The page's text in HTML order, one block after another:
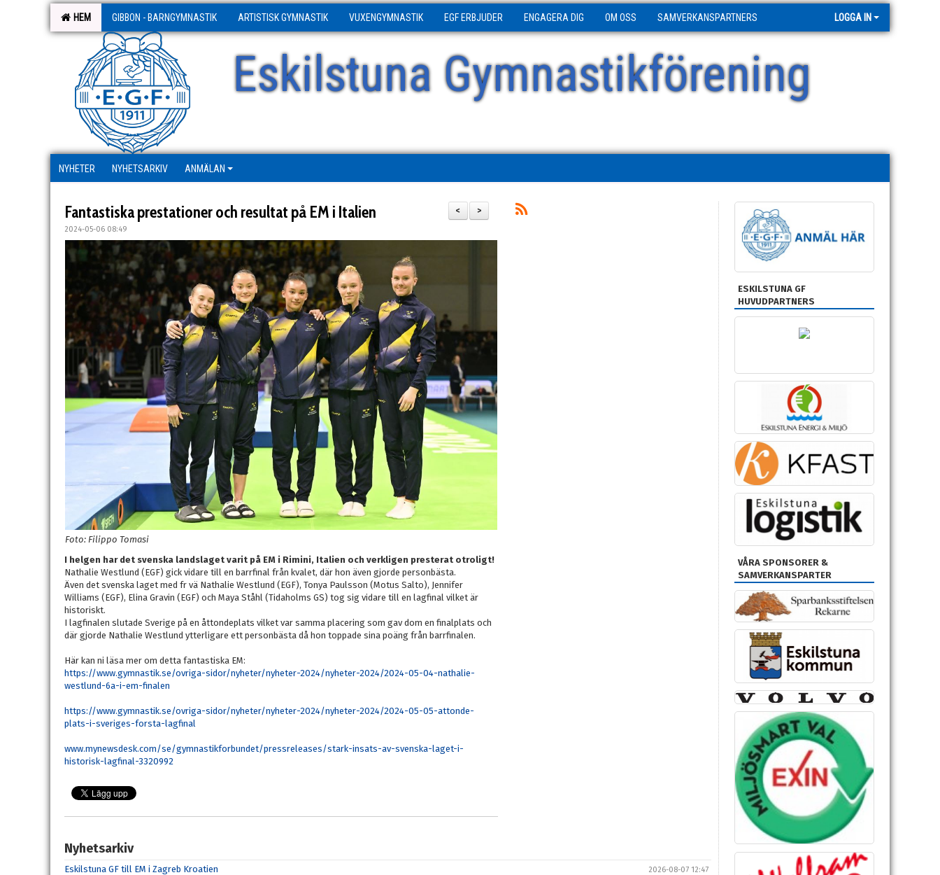
HEM GIBBON - BARNGYMNASTIK ARTISTISK GYMNASTIK VUXENGYMNASTIK EGF ERBJUDER ENGAGERA DIG OM OSS SAMVERKANSPARTNERS LOGGA IN
Eskilstuna Gymnastikförening
NYHETER NYHETSARKIV ANMÄLAN
>
<
Fantastiska prestationer och resultat på EM i Italien
2024-05-06 08:49
Foto: Filippo Tomasi
I helgen har det svenska landslaget varit på EM i Rimini, Italien och verkligen presterat otroligt!
Nathalie Westlund (EGF) gick vidare till en barrfinal från kvalet, där hon även gjorde personbästa.
Även det svenska laget med fr vä Nathalie Westlund (EGF), Tonya Paulsson (Motus Salto), Jennifer
Williams (EGF), Elina Gravin (EGF) och Maya Ståhl (Tidaholms GS) tog sig vidare till en lagfinal vilket är
historiskt.
I lagfinalen slutade Sverige på en åttondeplats vilket var samma placering som gav dom en finalplats och
där gjorde Nathalie Westlund ytterligare ett personbästa då hon toppade sina poäng från barrfinalen.
Här kan ni läsa mer om detta fantastiska EM:
https://www.gymnastik.se/ovriga-sidor/nyheter/nyheter-2024/nyheter-2024/2024-05-04-nathalie-
westlund-6a-i-em-finalen
https://www.gymnastik.se/ovriga-sidor/nyheter/nyheter-2024/nyheter-2024/2024-05-05-attonde-
plats-i-sveriges-forsta-lagfinal
www.mynewsdesk.com/se/gymnastikforbundet/pressreleases/stark-insats-av-svenska-laget-i-
historisk-lagfinal-3320992
Nyhetsarkiv
Eskilstuna GF till EM i Zagreb Kroatien 2026-08-07 12:47
ESKILSTUNA GF
HUVUDPARTNERS
VÅRA SPONSORER &
SAMVERKANSPARTER